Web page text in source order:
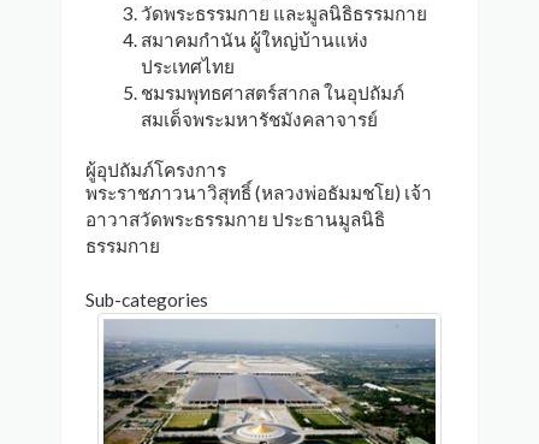
วัดพระธรรมกาย และมูลนิธิธรรมกาย
สมาคมกำนัน ผู้ใหญ่บ้านแห่ง
ประเทศไทย
ชมรมพุทธศาสตร์สากล ในอุปถัมภ์
สมเด็จพระมหารัชมังคลาจารย์
ผู้อุปถัมภ์โครงการ
พระราชภาวนาวิสุทธิ์ (หลวงพ่อธัมมชโย) เจ้า
อาวาสวัดพระธรรมกาย ประธานมูลนิธิ
ธรรมกาย
Sub-categories